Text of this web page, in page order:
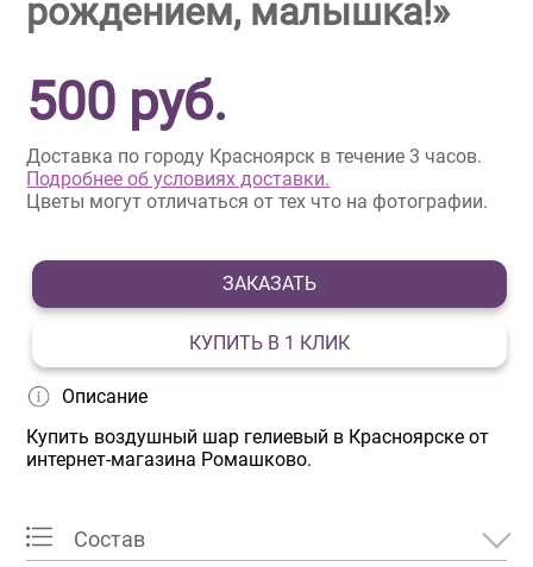
рождением, малышка!»
500 руб.
Доставка по городу Красноярск в течение 3 часов.
Подробнее об условиях доставки.
Цветы могут отличаться от тех что на фотографии.
ЗАКАЗАТЬ
КУПИТЬ В 1 КЛИК
Описание
Купить воздушный шар гелиевый в Красноярске от
интернет-магазина Ромашково.
Состав